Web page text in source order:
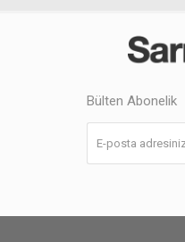
Bülten Abonelik